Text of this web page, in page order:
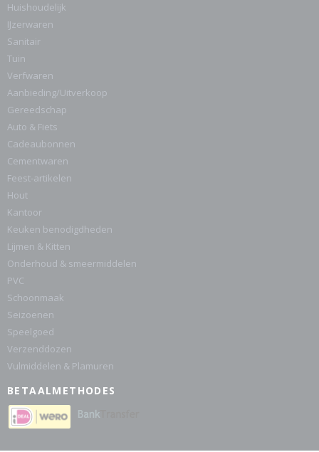
Huishoudelijk
IJzerwaren
Sanitair
Tuin
Verfwaren
Aanbieding/Uitverkoop
Gereedschap
Auto & Fiets
Cadeaubonnen
Cementwaren
Feest-artikelen
Hout
Kantoor
Keuken benodigdheden
Lijmen & Kitten
Onderhoud & smeermiddelen
PVC
Schoonmaak
Seizoenen
Speelgoed
Verzenddozen
Vulmiddelen & Plamuren
BETAALMETHODES